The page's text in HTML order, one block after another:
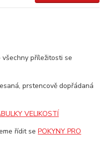
příležitosti se
prstencově dopřádaná
VELIKOSTÍ
řídit sePOKYNY PRO